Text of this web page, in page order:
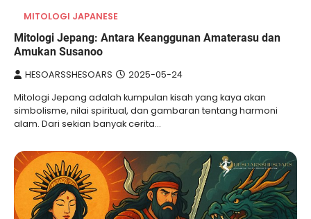
MITOLOGI JAPANESE
Mitologi Jepang: Antara Keanggunan Amaterasu dan
Amukan Susanoo
HESOARSSHESOARS 2025-05-24
Mitologi Jepang adalah kumpulan kisah yang kaya akan
simbolisme, nilai spiritual, dan gambaran tentang harmoni
alam. Dari sekian banyak cerita…